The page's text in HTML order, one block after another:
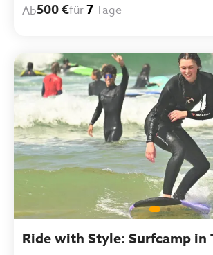
reisen. Danke für den tollen Urlaub
Ab500 €für7Tage
Ride with Style: Surfcamp in